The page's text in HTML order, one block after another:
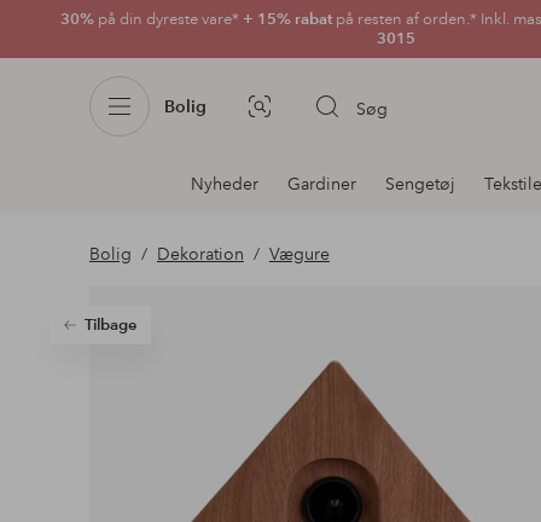
30% på din dyreste vare* + 15% rabatpå resten af orden.* Inkl.
3015
Bolig Billedsøgning Søg
Afdelningsnavigation
Nyheder Gardiner Sengetøj
Bolig Dekoration Vægure
Tilbage